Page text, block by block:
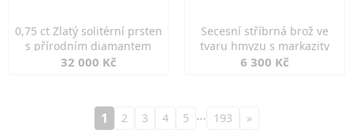
0,75 ct Zlatý solitérní prsten
s přírodním diamantem
32 000 Kč
Secesní stříbrná brož ve
tvaru hmyzu s markazity
6 300 Kč
1 2 3 4 5 … 193 »